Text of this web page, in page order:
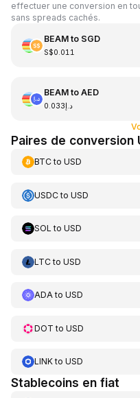
effectuer une conversion en
sans spreads cachés.
BEAMto SGD
S$0.011
BEAMto AED
د.إ0.033
Paires de conversion
BTCto USD
USDCto USD
SOL to USD
LTCto USD
ADAto USD
DOT to USD
LINKto USD
Stablecoins en fiat